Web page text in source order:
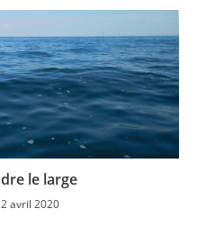
le large
2 avril 2020